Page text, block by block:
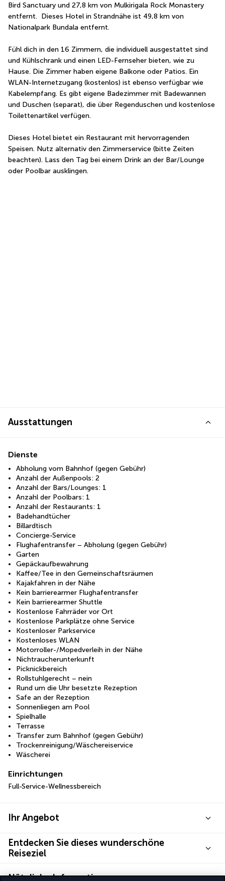
Bird Sanctuary und 27,8 km von Mulkirigala Rock Monastery
entfernt.  Dieses Hotel in Strandnähe ist 49,8 km von
Nationalpark Bundala entfernt.
Fühl dich in den 16 Zimmern, die individuell ausgestattet sind
und Kühlschrank und einen LED-Fernseher bieten, wie zu
Hause. Die Zimmer haben eigene Balkone oder Patios. Ein
WLAN-Internetzugang (kostenlos) ist ebenso verfügbar wie
Kabelempfang. Es gibt eigene Badezimmer mit Badewannen
und Duschen (separat), die über Regenduschen und kostenlose
Toilettenartikel verfügen.
Dieses Hotel bietet ein Restaurant mit hervorragenden
Speisen. Nutz alternativ den Zimmerservice (bitte Zeiten
beachten). Lass den Tag bei einem Drink an der Bar/Lounge
oder Poolbar ausklingen.
Ausstattungen
Dienste
Abholung vom Bahnhof (gegen Gebühr)
Anzahl der Außenpools: 2
Anzahl der Bars/Lounges: 1
Anzahl der Poolbars: 1
Anzahl der Restaurants: 1
Badehandtücher
Billardtisch
Concierge-Service
Flughafentransfer – Abholung (gegen Gebühr)
Garten
Gepäckaufbewahrung
Kaffee/Tee in den Gemeinschaftsräumen
Kajakfahren in der Nähe
Kein barrierearmer Flughafentransfer
Kein barrierearmer Shuttle
Kostenlose Fahrräder vor Ort
Kostenlose Parkplätze ohne Service
Kostenloser Parkservice
Kostenloses WLAN
Motorroller-/Mopedverleih in der Nähe
Nichtraucherunterkunft
Picknickbereich
Rollstuhlgerecht – nein
Rund um die Uhr besetzte Rezeption
Safe an der Rezeption
Sonnenliegen am Pool
Spielhalle
Terrasse
Transfer zum Bahnhof (gegen Gebühr)
Trockenreinigung/Wäschereiservice
Wäscherei
Einrichtungen
Full-Service-Wellnessbereich
Ihr Angebot
Entdecken Sie dieses wunderschöne
Reiseziel
Nützliche Informationen